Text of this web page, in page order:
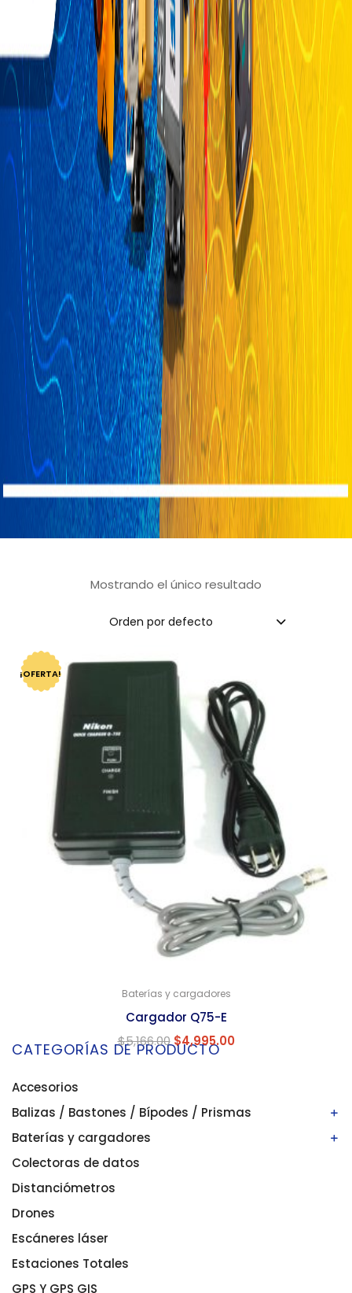
Mostrando el único resultado
Orden por defecto
¡OFERTA!
Baterías y cargadores
Cargador Q75-E
$5,166.00$4,995.00
CATEGORÍAS DE PRODUCTO
Accesorios
Balizas / Bastones / Bípodes / Prismas
Bastones/balizas
Bípodes
Prismas
Baterías y cargadores
Baterías
Cargadores
Colectoras de datos
Distanciómetros
Drones
Escáneres láser
Estaciones Totales
GPS Y GPS GIS